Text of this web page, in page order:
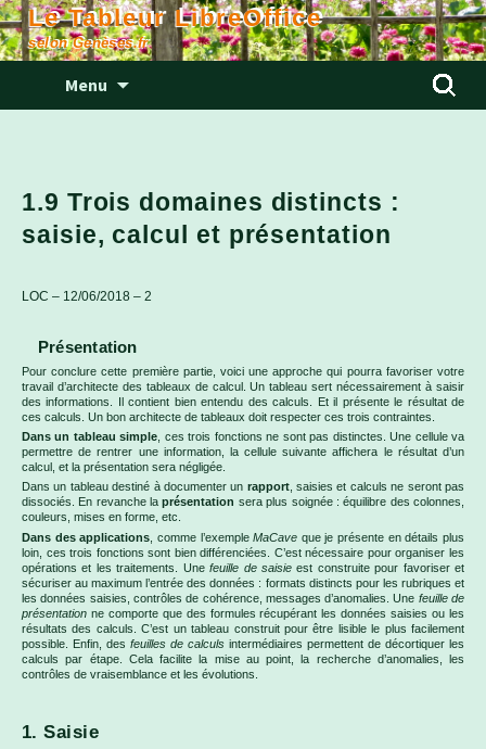
Le Tableur LibreOffice
selon Genèses.fr
Menu
1.9 Trois domaines distincts :
saisie, calcul et présentation
LOC – 12/06/2018 – 2
Présentation
Pour conclure cette première partie, voici une approche qui pourra favoriser votre
travail d’architecte des tableaux de calcul. Un tableau sert nécessairement à saisir
des informations. Il contient bien entendu des calculs. Et il présente le résultat de
ces calculs. Un bon architecte de tableaux doit respecter ces trois contraintes.
Dans un tableau simple , ces trois fonctions ne sont pas distinctes. Une cellule va
permettre de rentrer une information, la cellule suivante affichera le résultat d’un
calcul, et la présentation sera négligée.
Dans un tableau destiné à documenter un rapport, saisies et calculs ne seront pas
dissociés. En revanche laprésentation sera plus soignée : équilibre des colonnes,
couleurs, mises en forme, etc.
Dans des applications , comme l’exempleMaCave que je présente en détails plus
loin, ces trois fonctions sont bien différenciées. C’est nécessaire pour organiser les
opérations et les traitements. Unefeuille de saisieest construite pour favoriser et
sécuriser au maximum l’entrée des données : formats distincts pour les rubriques et
les données saisies, contrôles de cohérence, messages d’anomalies. Une feuille de
présentation ne comporte que des formules récupérant les données saisies ou les
résultats des calculs. C’est un tableau construit pour être lisible le plus facilement
possible. Enfin, des feuilles de calculs intermédiaires permettent de décortiquer les
calculs par étape. Cela facilite la mise au point, la recherche d’anomalies, les
contrôles de vraisemblance et les évolutions.
1. Saisie